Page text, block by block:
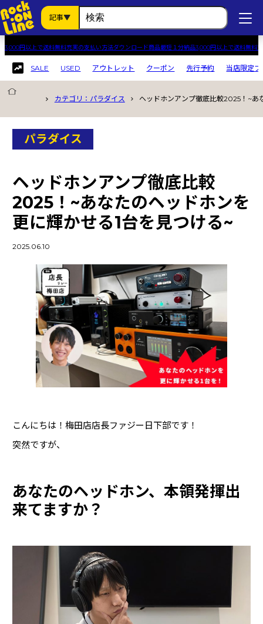
記事
記事カテゴリから探す
ソリューション
パラダイス
キャンペーン
ニュース
映像・配信機器(11)
ライブ・PA機材(19)
マイク
DAWソフト(48)
Pro Tools(21)
アカデミック版(1)
スピーカー (31)
ライブ用マイク
ケーブル・コネクター
マイクケーブル(1)
イヤホン・ヘッドホン
クリエーター向けPC・周辺機器(11)
3,000円以上で送料無料充実の支払い方法ダウンロード商品最短１分納品3,000円以上で送料無料
SALE USED アウトレット クーポン 先行予約 当店限定
カテゴリ：パラダイス ヘッドホンアンプ徹底比較2025！~あ
パラダイス
ヘッドホンアンプ徹底比較
2025！~あなたのヘッドホンを
更に輝かせる1台を見つける~
2025.06.10
こんにちは！梅田店店長ファジー日下部です！
突然ですが、
あなたのヘッドホン、本領発揮出
来てますか？